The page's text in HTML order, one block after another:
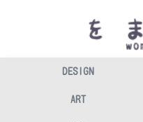
DESIGN
ART